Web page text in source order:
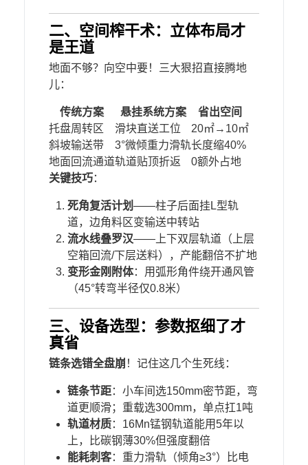
二、空间榨干术：立体布局才
是王道
地面不够？向空中要！三大狠招直接腾地
儿：
​传统方案​ ​悬挂系统方案​
​省出空间​
托盘周转区
滑块直送工位
20㎡→10㎡
斜坡输送带
3°微倾重力滑轨长度缩40%
地面回流通道轨道贴顶折返
0额外占地
​关键技巧​​：
​死角复活计划​​——柱子后面挂L型轨
道，边角料区变输送中转站
​流水线叠罗汉​​——上下双层轨道（上层
空箱回流/下层送料），产能翻倍不扩地
​变形金刚附体​​：用弧形角件绕开通风管
（45°转弯半径仅0.8米）
三、设备选型：参数抠细了才
真省
​链条选错全盘崩​ ​！记住这几个生死线：
​链条节距​​：小车间选150mm密节距，弯
道更顺滑；重载选300mm，单点扛1吨
​轨道材质​​：16Mn锰钢轨道能用5年以
上，比碳钢薄30%但强度翻倍
​能耗刺客​​：重力滑轨（倾角≥3°）比电